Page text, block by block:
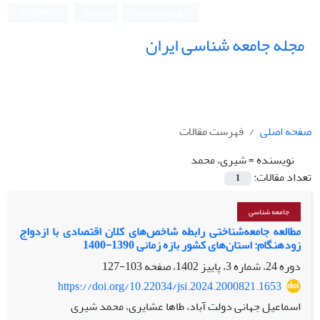
مجله جامعه شناسی ایران
صفحه اصلی
فهرست مقالات
نویسنده =شیری، محمد
تعداد مقالات:
1
جامعه شناسی
مطالعه جامعه‌شناختی رابطه شاخص‌های کلان اقتصادی با ازدواج
زودهنگام: استان‌های کشور بازه زمانی 1390-1400
دوره 24، شماره 3، پاییز 1402، صفحه
103-127
https://doi.org/10.22034/jsi.2024.2000821.1653
اسماعیل جهانی دولت آباد، طاها عشایری، محمد شیری